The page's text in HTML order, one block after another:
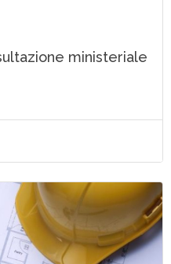
ministeriale